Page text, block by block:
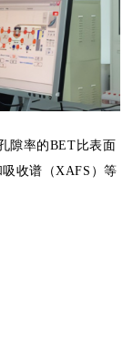
隙率的BET比表面
收谱（XAFS）等